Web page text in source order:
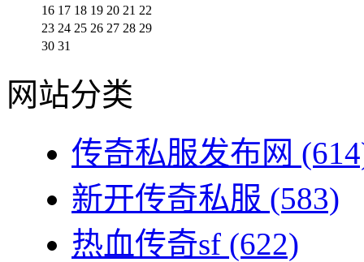
16 17 18 19 20 21 22
23 24 25 26 27 28 29
30 31
网站分类
传奇私服发布网
新开传奇私服 (583)
热血传奇sf (622)